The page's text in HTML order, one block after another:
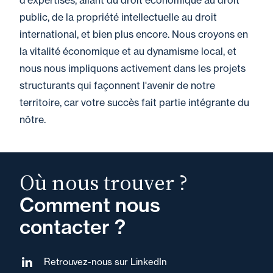
public, de la propriété intellectuelle au droit
international, et bien plus encore. Nous croyons en
la vitalité économique et au dynamisme local, et
nous nous impliquons activement dans les projets
structurants qui façonnent l'avenir de notre
territoire, car votre succès fait partie intégrante du
nôtre.
Où nous trouver ?
Comment nous
contacter ?
Retrouvez-nous sur LinkedIn